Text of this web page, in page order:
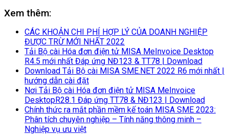
Xem thêm:
CÁC KHOẢN CHI PHÍ HỢP LÝ CỦA DOANH NGHIỆP
ĐƯỢC TRỪ MỚI NHẤT 2022
Tải Bộ cài Hóa đơn điện tử MISA MeInvoice Desktop
R4.5 mới nhất Đáp ứng NĐ123 & TT78 | Download
Download Tải Bộ cài MISA SME.NET 2022 R6 mới nhất |
hướng dẫn cài đặt
Nơi Tải Bộ cài Hóa đơn điện tử MISA MeInvoice
DesktopR28.1 Đáp ứng TT78 & NĐ123 | Download
Chính thức ra mắt phần mềm kế toán MISA SME 2023:
Phân tích chuyên nghiệp – Tính năng thông minh –
Nghiệp vụ ưu việt